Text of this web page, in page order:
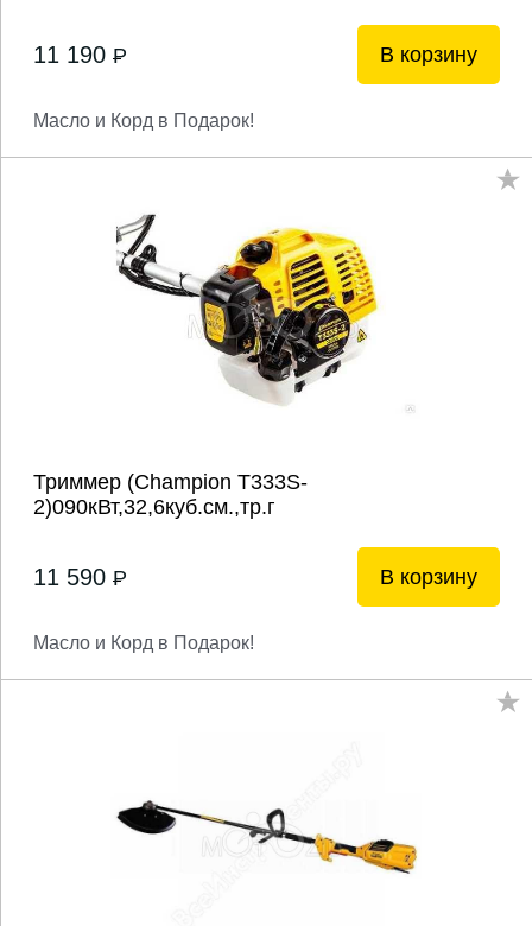
11 190 P В корзину
Масло и Корд в Подарок!
Триммер (Champion T333S-
2)090кВт,32,6куб.см.,тр.г
11 590 P В корзину
Масло и Корд в Подарок!